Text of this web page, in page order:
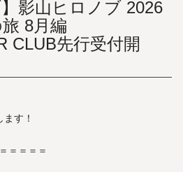
】影山ヒロノブ 2026
8月編
CLUB先行受付開
す！
＝＝＝＝